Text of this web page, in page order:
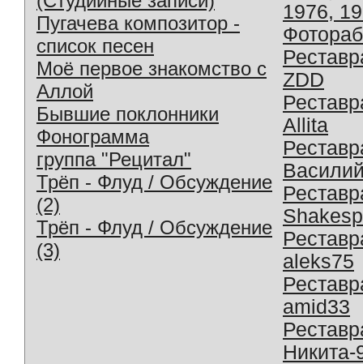
Пугачева композитор -
список песен
Моё первое знакомство с
Аллой
Бывшие поклонники
Фонограмма
группа "Рецитал"
Трёп - Флуд / Обсуждение
(2)
Трёп - Флуд / Обсуждение
(3)
1976,
ZDD
Allita
aleks75
amid33
Никита-